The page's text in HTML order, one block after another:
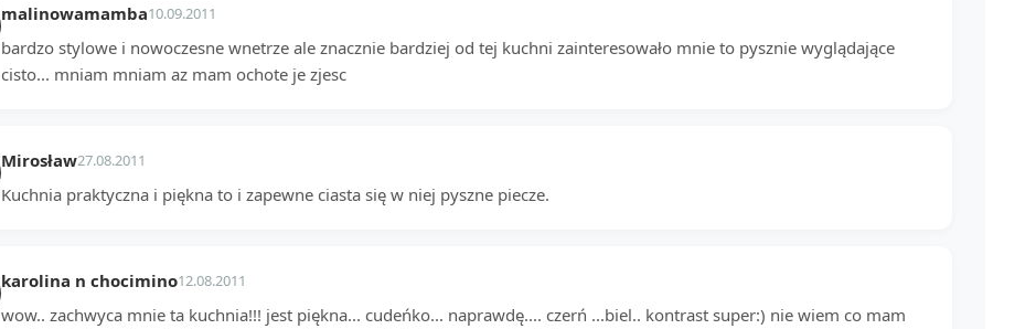
malinowamamba10.09.2011
bardzo stylowe i nowoczesne wnetrze ale znacznie bardziej od tej kuchni zainteresowało mnie to pysznie wyglądające
cisto... mniam mniam az mam ochote je zjesc
Mirosław27.08.2011
Kuchnia praktyczna i piękna to i zapewne ciasta się w niej pyszne piecze.
karolina n chocimino12.08.2011
wow.. zachwyca mnie ta kuchnia!!! jest piękna... cudeńko... naprawdę.... czerń ...biel.. kontrast super:) nie wiem co mam